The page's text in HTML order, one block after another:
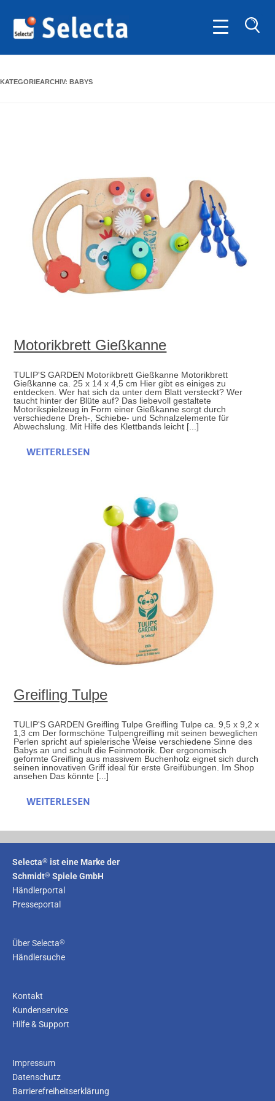
KATEGORIEARCHIV: BABYS
Motorikbrett Gießkanne
TULIP'S GARDEN Motorikbrett Gießkanne Motorikbrett
Gießkanne ca. 25 x 14 x 4,5 cm Hier gibt es einiges zu
entdecken. Wer hat sich da unter dem Blatt versteckt? Wer
taucht hinter der Blüte auf? Das liebevoll gestaltete
Motorikspielzeug in Form einer Gießkanne sorgt durch
verschiedene Dreh-, Schiebe- und Schnalzelemente für
Abwechslung. Mit Hilfe des Klettbands leicht [...]
WEITERLESEN
Greifling Tulpe
TULIP'S GARDEN Greifling Tulpe Greifling Tulpe ca. 9,5 x 9,2 x
1,3 cm Der formschöne Tulpengreifling mit seinen beweglichen
Perlen spricht auf spielerische Weise verschiedene Sinne des
Babys an und schult die Feinmotorik. Der ergonomisch
geformte Greifling aus massivem Buchenholz eignet sich durch
seinen innovativen Griff ideal für erste Greifübungen. Im Shop
ansehen Das könnte [...]
WEITERLESEN
Selecta® ist eine Marke der
Schmidt® Spiele GmbH
Händlerportal
Presseportal
Über Selecta®
Händlersuche
Kontakt
Kundenservice
Hilfe & Support
Impressum
Datenschutz
Barrierefreiheitserklärung